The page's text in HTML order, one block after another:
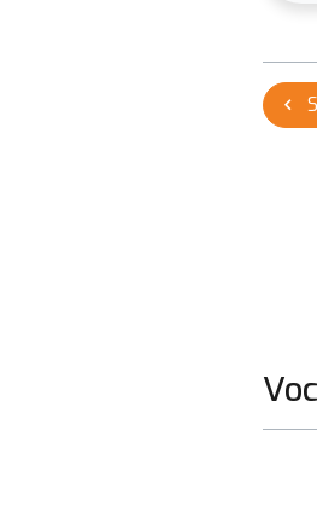
chevron_left